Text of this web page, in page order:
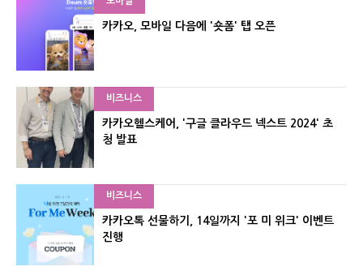
카카오, 모바일 다음에 '숏폼' 탭 오픈
비즈니스
카카오헬스케어, '구글 클라우드 넥스트 2024' 초
청 발표
비즈니스
카카오톡 선물하기, 14일까지 '포 미 위크' 이벤트
진행